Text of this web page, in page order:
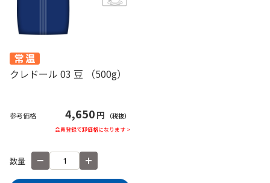
クレドール 03 豆 （500g）
参考価格 4,650 円 （税抜）
会員登録で卸価格になります >
数量